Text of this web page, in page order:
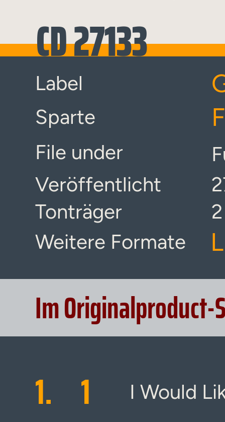
CD 27133
Label
Sparte
File under
Veröffentlicht
Tonträger
Weitere Formate
Im
1. 1 I Would